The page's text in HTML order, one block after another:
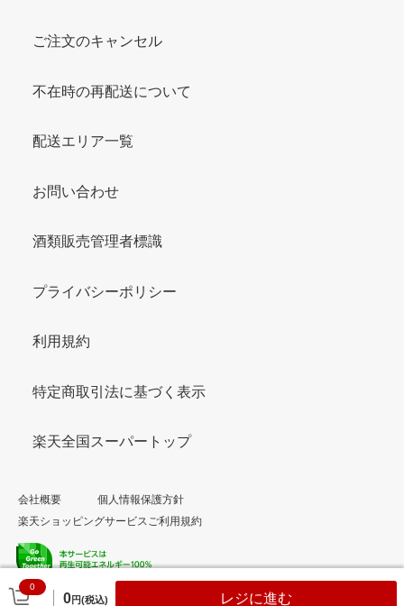
0
0円(税込) レジに進む
ご注文のキャンセル
不在時の再配送について
配送エリア一覧
お問い合わせ
酒類販売管理者標識
プライバシーポリシー
利用規約
特定商取引法に基づく表示
楽天全国スーパートップ
会社概要
個人情報保護方針
楽天ショッピングサービスご利用規約
© Rakuten Group, Inc.